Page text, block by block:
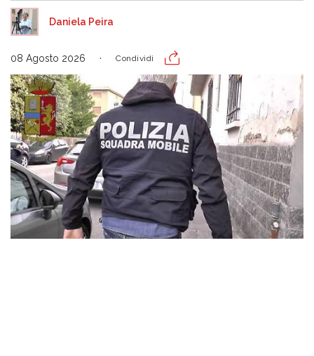
Daniela Peira
08 Agosto 2026 Condividi